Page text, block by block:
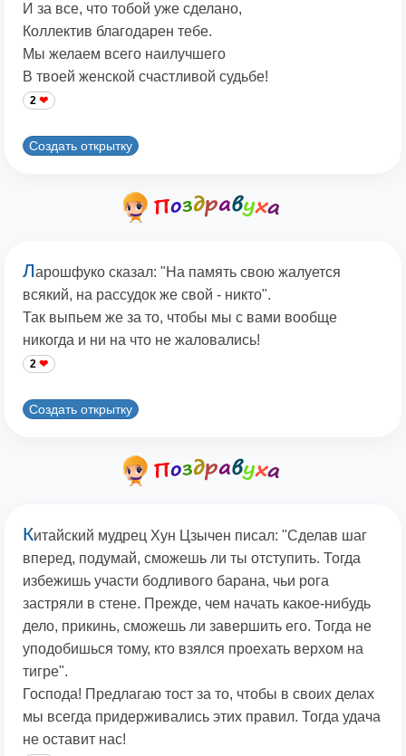
И за все, что тобой уже сделано,
Коллектив благодарен тебе.
Мы желаем всего наилучшего
В твоей женской счастливой судьбе!
2
Создать открытку
Ларошфуко сказал: "На память свою жалуется
всякий, на рассудок же свой - никто".
Так выпьем же за то, чтобы мы с вами вообще
никогда и ни на что не жаловались!
2
Создать открытку
Китайский мудрец Хун Цзычен писал: "Сделав шаг
вперед, подумай, сможешь ли ты отступить. Тогда
избежишь участи бодливого барана, чьи рога
застряли в стене. Прежде, чем начать какое-нибудь
дело, прикинь, сможешь ли завершить его. Тогда не
уподобишься тому, кто взялся проехать верхом на
тигре".
Господа! Предлагаю тост за то, чтобы в своих делах
мы всегда придерживались этих правил. Тогда удача
не оставит нас!